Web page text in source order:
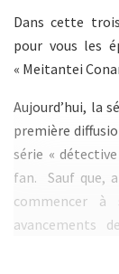
Dans cette
pour vous les
« Meitantei
Aujourd’hui, la
première
série «
fan. Sauf que,
commencer
avancements